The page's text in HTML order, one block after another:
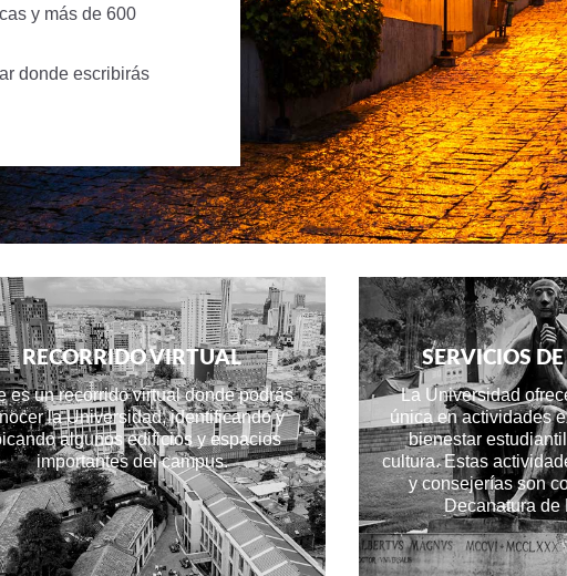
y más de 600
donde escribirás
RECORRIDO VIRTUAL
es un recorrido virtual donde podrás
la Universidad, identificando y
algunos edificios y espacios
importantes del campus.
SERVICIOS
La Universidad
única en actividades
bienestar
cultura. Estas
y consejerías son
Decanatura de